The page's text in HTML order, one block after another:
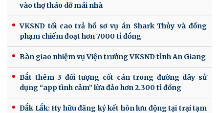
vào thợ tháo dỡ mái nhà
VKSND tối cao trả hồ sơ vụ án Shark Thủy và đồng
phạm chiếm đoạt hơn 7000 tỉ đồng
Bàn giao nhiệm vụ Viện trưởng VKSND tỉnh An Giang
Bắt thêm 3 đối tượng cốt cán trong đường dây sử
dụng “app tình cảm” lừa đảo hơn 2.300 tỉ đồng
Đắk Lắk: Hy hữu đăng ký kết hôn lưu động tại trại tạm